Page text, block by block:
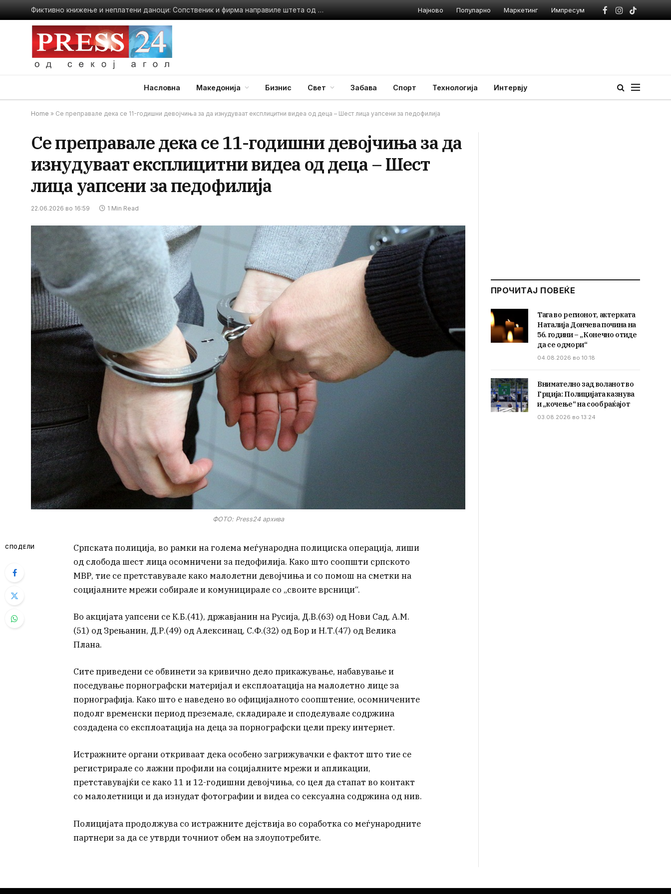
Фиктивно книжење и неплатени даноци: Сопственик и фирма направиле штета од 7,2 милиони денари Најново Популарно Маркетинг Импресум
Facebook
Instagram
TikTok
Насловна Македонија Бизнис Свет Забава Спорт Технологија Интервју
Home » Се преправале дека се 11-годишни девојчиња за да изнудуваат експлицитни видеа од деца – Шест лица уапсени за педофилија
Се преправале дека се 11-годишни девојчиња за да
изнудуваат експлицитни видеа од деца – Шест
лица уапсени за педофилија
22.06.2026 во 16:59 1 Min Read
ФОТО: Press24 архива
СПОДЕЛИ
Српската полиција, во рамки на голема меѓународна полициска операција, лиши
од слобода шест лица осомничени за педофилија. Како што соопшти српското
МВР, тие се претставувале како малолетни девојчиња и со помош на сметки на
социјалните мрежи собирале и комуницирале со „своите врсници“.
Во акцијата уапсени се К.Б.(41), државјанин на Русија, Д.В.(63) од Нови Сад, А.М.
(51) од Зрењанин, Д.Р.(49) од Алексинац, С.Ф.(32) од Бор и Н.Т.(47) од Велика
Плана.
Сите приведени се обвинети за кривично дело прикажување, набавување и
поседување порнографски материјал и експлоатација на малолетно лице за
порнографија. Како што е наведено во официјалното соопштение, осомничените
подолг временски период преземале, складирале и споделувале содржина
создадена со експлоатација на деца за порнографски цели преку интернет.
Истражните органи откриваат дека особено загрижувачки е фактот што тие се
регистрирале со лажни профили на социјалните мрежи и апликации,
претставувајќи се како 11 и 12-годишни девојчиња, со цел да стапат во контакт
со малолетници и да изнудат фотографии и видеа со сексуална содржина од нив.
Полицијата продолжува со истражните дејствија во соработка со меѓународните
партнери за да се утврди точниот обем на злоупотребите.
ПРОЧИТАЈ ПОВЕЌЕ
Тага во регионот, актерката
Наталија Дончева почина на
56. години – „Конечно отиде
да се одмори“
04.08.2026 во 10:18
Внимателно зад воланот во
Грција: Полицијата казнува
и „кочење“ на сообраќајот
03.08.2026 во 13:24